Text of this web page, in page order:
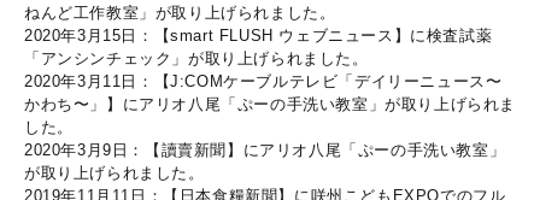
ねんど工作教室」が取り上げられました。
2020年3月15日：【smart FLUSH ウェブニュース】に検査試薬
「アンシンチェック」が取り上げられました。
2020年3月11日：【J:COMケーブルテレビ「デイリーニュース〜
かわち〜」】にアリオ八尾「ぷーの手洗い教室」が取り上げられま
した。
2020年3月9日：【讀賣新聞】にアリオ八尾「ぷーの手洗い教室」
が取り上げられました。
2019年11月11日：【日本食糧新聞】に咲州こどもEXPOでのフル